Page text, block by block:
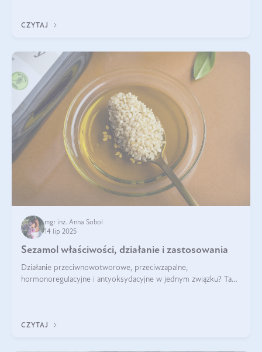
CZYTAJ
mgr inż. Anna Sobol
14 lip 2025
Sezamol właściwości, działanie i zastosowania
Działanie przeciwnowotworowe, przeciwzapalne,
hormonoregulacyjne i antyoksydacyjne w jednym związku? Tak
CZYTAJ